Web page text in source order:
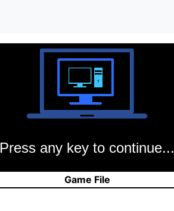
Press any key to continue...
Game File